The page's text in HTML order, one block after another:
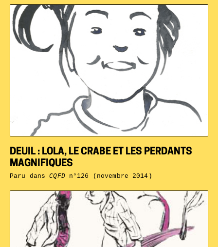
DEUIL : LOLA, LE CRABE ET LES PERDANTS
MAGNIFIQUES
Paru dansCQFDn°126 (novembre 2014)